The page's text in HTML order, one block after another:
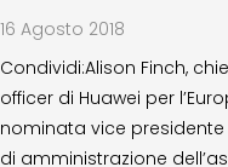
16 Agosto 2018
Condividi:Alison Finch,
officer di Huawei per
nominata vice
di amministrazione